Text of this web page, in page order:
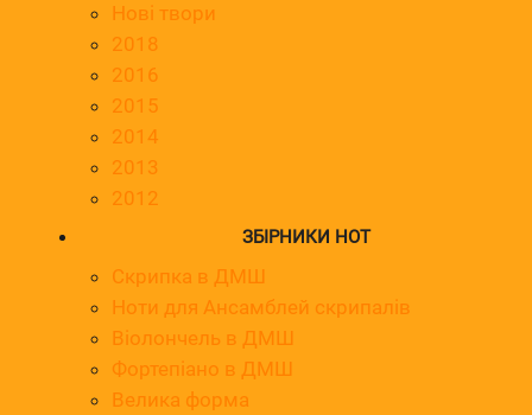
Нові твори
2018
2016
2015
2014
2013
2012
ЗБІРНИКИ НОТ
Скрипка в ДМШ
Ноти для Ансамблей скрипалів
Віолончель в ДМШ
Фортепіано в ДМШ
Велика форма